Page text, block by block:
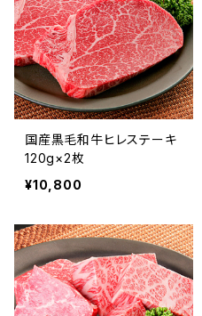
国産黒毛和牛ヒレステーキ
120g×2枚
¥10,800